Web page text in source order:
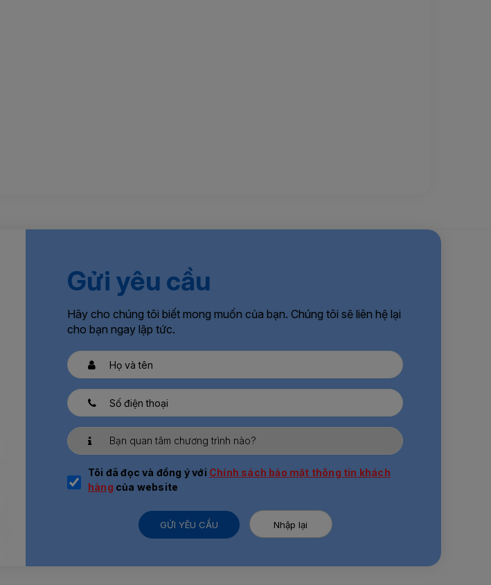
Gửi yêu cầu
Hãy cho chúng tôi biết mong muốn của bạn. Chúng tôi sẽ liên hệ lại
cho bạn ngay lập tức.
Tôi đã đọc và đồng ý với Chính sách bảo mật thông tin khách
hàng của website
GỬI YÊU CẦU Nhập lại